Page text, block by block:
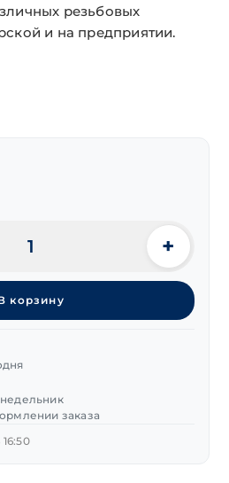
резьбовых
и на предприятии.
+
корзину
заказа